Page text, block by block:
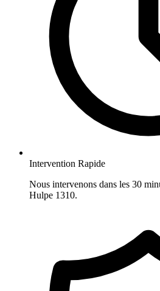
Intervention Rapide
Nous intervenons dans les 30
Hulpe 1310.